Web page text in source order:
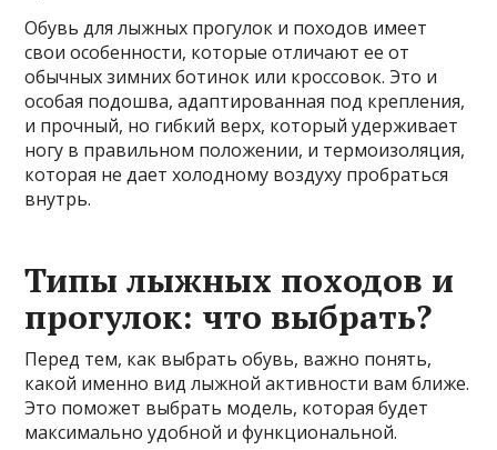
Обувь для лыжных прогулок и походов имеет
свои особенности, которые отличают ее от
обычных зимних ботинок или кроссовок. Это и
особая подошва, адаптированная под крепления,
и прочный, но гибкий верх, который удерживает
ногу в правильном положении, и термоизоляция,
которая не дает холодному воздуху пробраться
внутрь.
Типы лыжных походов и
прогулок: что выбрать?
Перед тем, как выбрать обувь, важно понять,
какой именно вид лыжной активности вам ближе.
Это поможет выбрать модель, которая будет
максимально удобной и функциональной.